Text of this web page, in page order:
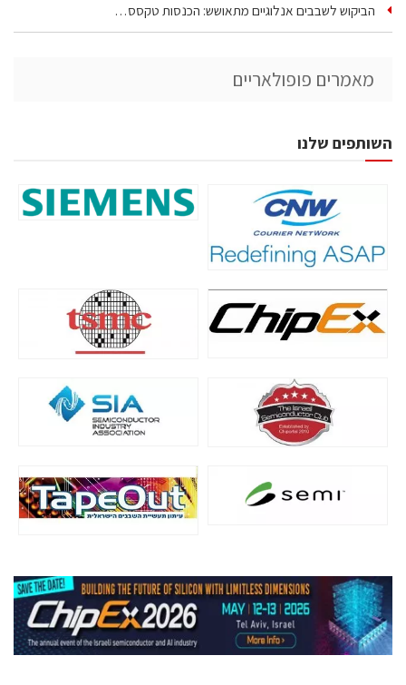
הביקוש לשבבים אנלוגיים מתאושש: הכנסות טקסס…
מאמרים פופולאריים
השותפים שלנו